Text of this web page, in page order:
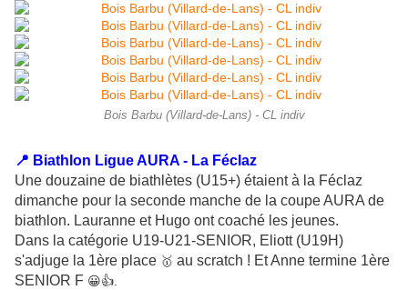
Bois Barbu (Villard-de-Lans) - CL indiv
📍 Biathlon Ligue AURA - La Féclaz
Une douzaine de biathlètes (U15+) étaient à la Féclaz
dimanche pour la seconde manche de la coupe AURA de
biathlon. Lauranne et Hugo ont coaché les jeunes.
Dans la catégorie U19-U21-SENIOR, Eliott (U19H)
s'adjuge la 1ère place 🥇 au scratch ! Et Anne termine 1ère
SENIOR F 😀👍.